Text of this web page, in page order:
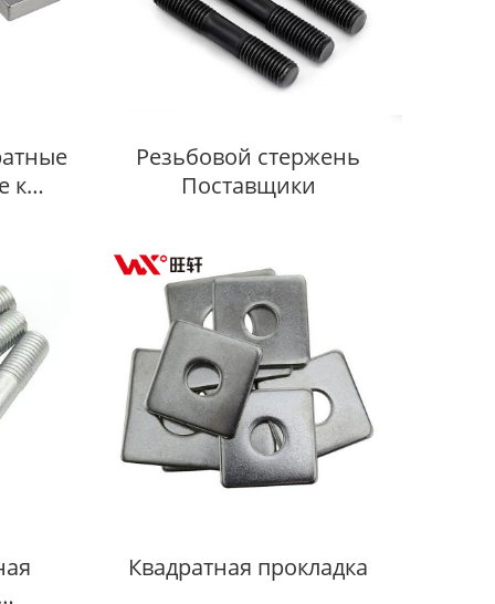
к
Резьбовой стержень
Поставщики
Квадратная прокладка